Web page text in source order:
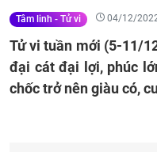
Tâm linh - Tử vi 04/12/
Tử vi tuần mới (5-11/
đại cát đại lợi, phúc
chốc trở nên giàu có,